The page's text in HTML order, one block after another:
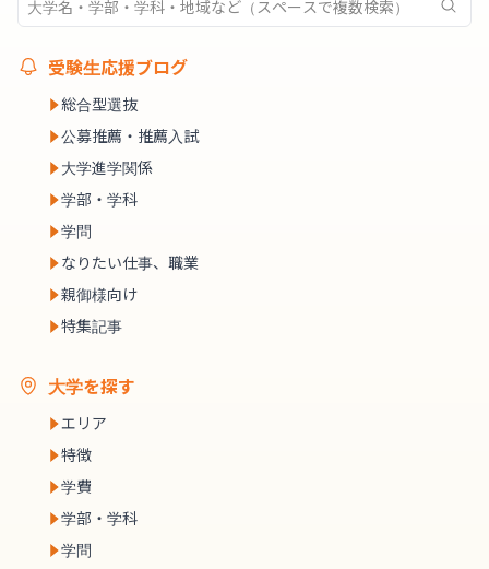
受験生応援ブログ
総合型選抜
公募推薦・推薦入試
大学進学関係
学部・学科
学問
なりたい仕事、職業
親御様向け
特集記事
大学を探す
エリア
特徴
学費
学部・学科
学問